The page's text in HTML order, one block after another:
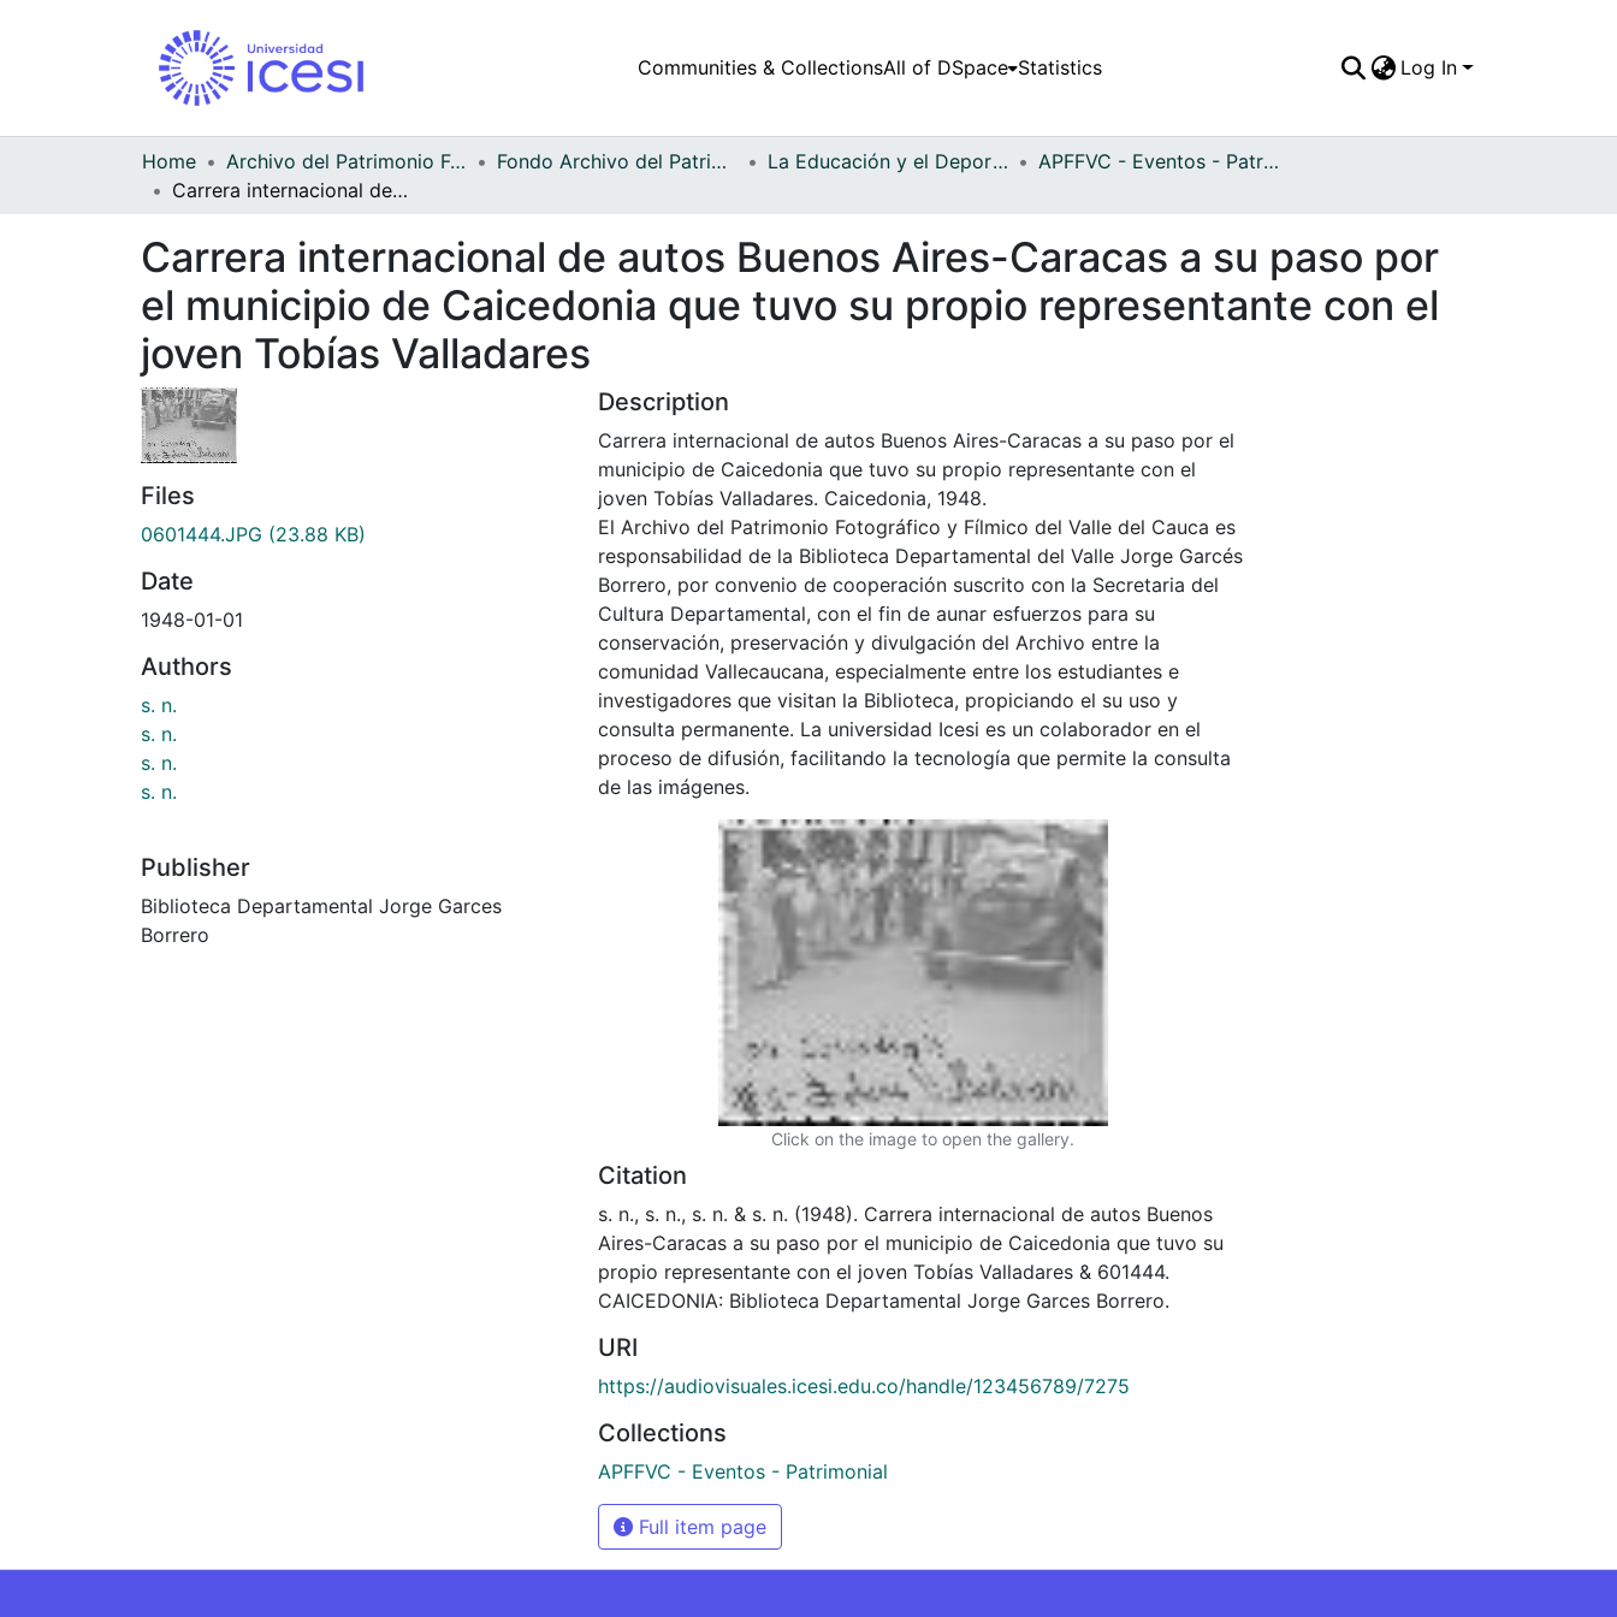
Communities & CollectionsAll of DSpace Statistics Log In
Home Archivo del Patrimonio Fotográfico y Fílmico del Valle del Cauca Fondo Archivo del Patrimonio Fotográfico y Fílmico del Valle del Cauca La Educación y el Deporte
APFFVC - Eventos - Patrimonial
Carrera internacional de autos Buenos Aires-Caracas a su paso por el municipio de Caicedonia que tuvo su propio representante con el joven Tobías Valladares
Carrera internacional de autos Buenos Aires-Caracas a su paso por
el municipio de Caicedonia que tuvo su propio representante con el
joven Tobías Valladares
Files
0601444.JPG (23.88 KB)
Date
1948-01-01
Authors
s. n.
s. n.
s. n.
s. n.
Publisher
Biblioteca Departamental Jorge Garces
Borrero
Description
Carrera internacional de autos Buenos Aires-Caracas a su paso por el
municipio de Caicedonia que tuvo su propio representante con el
joven Tobías Valladares. Caicedonia, 1948.
El Archivo del Patrimonio Fotográfico y Fílmico del Valle del Cauca es
responsabilidad de la Biblioteca Departamental del Valle Jorge Garcés
Borrero, por convenio de cooperación suscrito con la Secretaria del
Cultura Departamental, con el fin de aunar esfuerzos para su
conservación, preservación y divulgación del Archivo entre la
comunidad Vallecaucana, especialmente entre los estudiantes e
investigadores que visitan la Biblioteca, propiciando el su uso y
consulta permanente. La universidad Icesi es un colaborador en el
proceso de difusión, facilitando la tecnología que permite la consulta
de las imágenes.
Click on the image to open the gallery.
Citation
s. n., s. n., s. n. & s. n. (1948). Carrera internacional de autos Buenos
Aires-Caracas a su paso por el municipio de Caicedonia que tuvo su
propio representante con el joven Tobías Valladares & 601444.
CAICEDONIA: Biblioteca Departamental Jorge Garces Borrero.
URI
https://audiovisuales.icesi.edu.co/handle/123456789/7275
Collections
APFFVC - Eventos - Patrimonial
Full item page